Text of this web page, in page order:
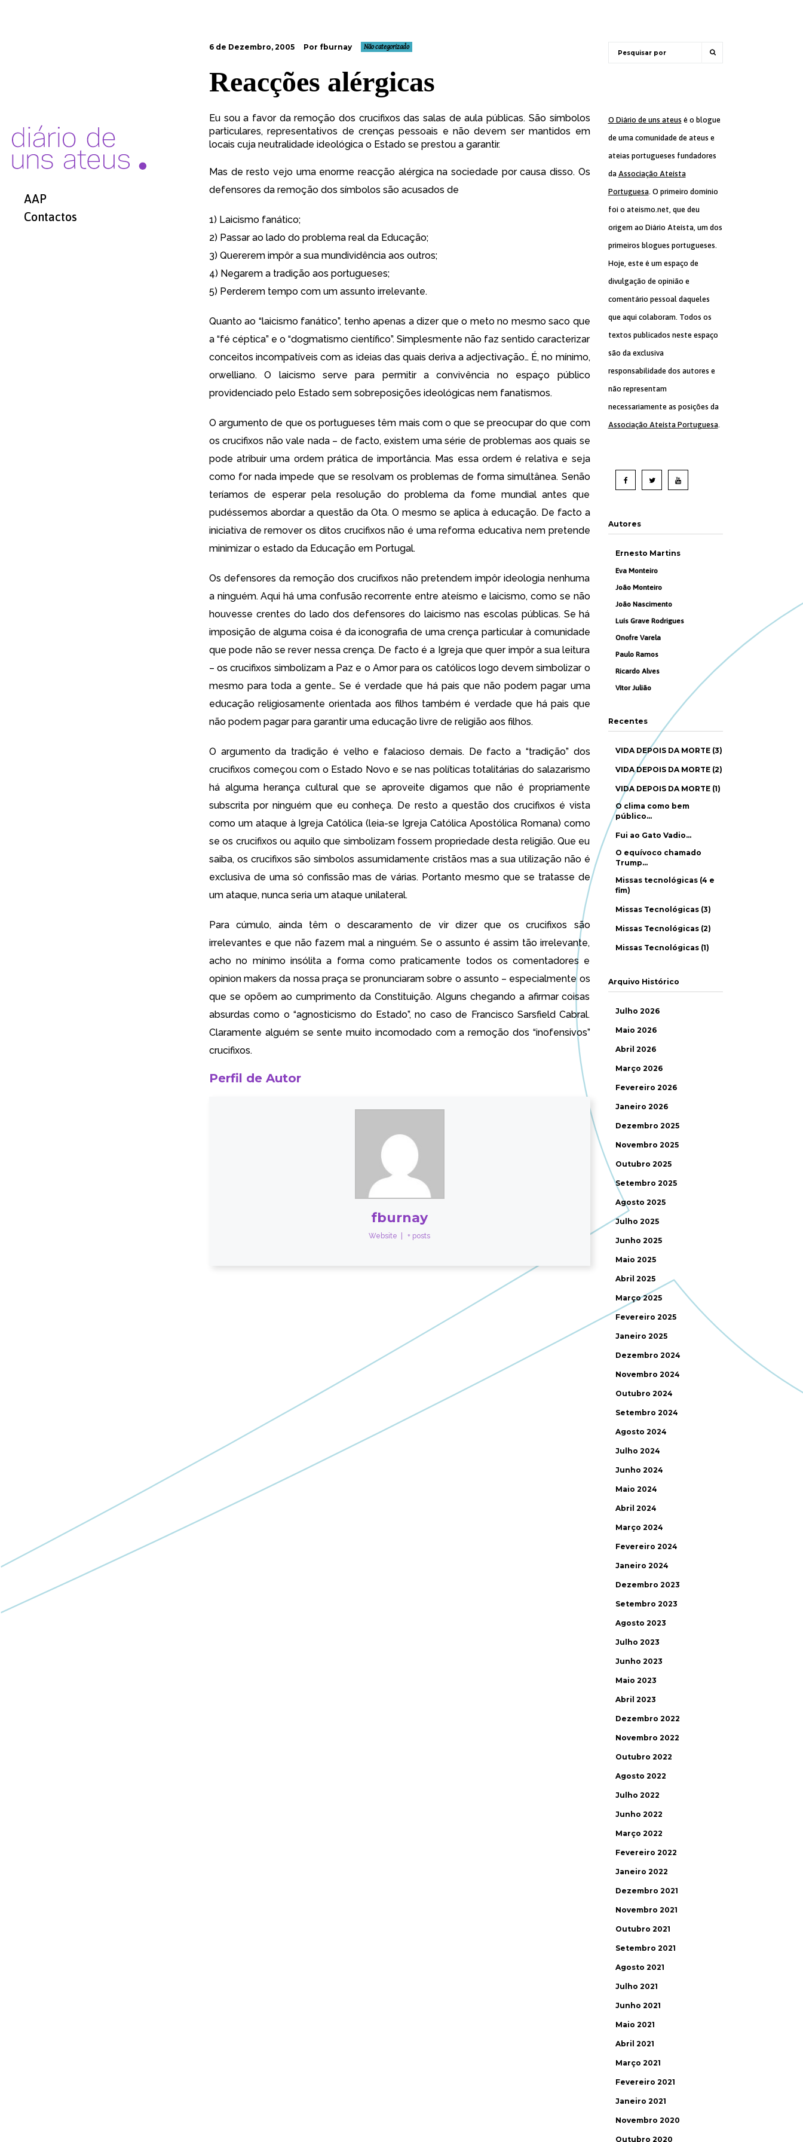
AAP
Contactos
6 de Dezembro, 2005 Por fburnay Não categorizado
Reacções alérgicas
Eu sou a favor da remoção dos crucifixos das salas de aula públicas. São símbolos
particulares, representativos de crenças pessoais e não devem ser mantidos em
locais cuja neutralidade ideológica o Estado se prestou a garantir.
Mas de resto vejo uma enorme reacção alérgica na sociedade por causa disso. Os
defensores da remoção dos símbolos são acusados de
1) Laicismo fanático;
2) Passar ao lado do problema real da Educação;
3) Quererem impôr a sua mundividência aos outros;
4) Negarem a tradição aos portugueses;
5) Perderem tempo com um assunto irrelevante.
Quanto ao “laicismo fanático”, tenho apenas a dizer que o meto no mesmo saco que
a “fé céptica” e o “dogmatismo científico”. Simplesmente não faz sentido caracterizar
conceitos incompatíveis com as ideias das quais deriva a adjectivação… É, no mínimo,
orwelliano. O laicismo serve para permitir a convivência no espaço público
providenciado pelo Estado sem sobreposições ideológicas nem fanatismos.
O argumento de que os portugueses têm mais com o que se preocupar do que com
os crucifixos não vale nada – de facto, existem uma série de problemas aos quais se
pode atribuir uma ordem prática de importância. Mas essa ordem é relativa e seja
como for nada impede que se resolvam os problemas de forma simultânea. Senão
teríamos de esperar pela resolução do problema da fome mundial antes que
pudéssemos abordar a questão da Ota. O mesmo se aplica à educação. De facto a
iniciativa de remover os ditos crucifixos não é uma reforma educativa nem pretende
minimizar o estado da Educação em Portugal.
Os defensores da remoção dos crucifixos não pretendem impôr ideologia nenhuma
a ninguém. Aqui há uma confusão recorrente entre ateísmo e laicismo, como se não
houvesse crentes do lado dos defensores do laicismo nas escolas públicas. Se há
imposição de alguma coisa é da iconografia de uma crença particular à comunidade
que pode não se rever nessa crença. De facto é a Igreja que quer impôr a sua leitura
– os crucifixos simbolizam a Paz e o Amor para os católicos logo devem simbolizar o
mesmo para toda a gente… Se é verdade que há pais que não podem pagar uma
educação religiosamente orientada aos filhos também é verdade que há pais que
não podem pagar para garantir uma educação livre de religião aos filhos.
O argumento da tradição é velho e falacioso demais. De facto a “tradição” dos
crucifixos começou com o Estado Novo e se nas políticas totalitárias do salazarismo
há alguma herança cultural que se aproveite digamos que não é propriamente
subscrita por ninguém que eu conheça. De resto a questão dos crucifixos é vista
como um ataque à Igreja Católica (leia-se Igreja Católica Apostólica Romana) como
se os crucifixos ou aquilo que simbolizam fossem propriedade desta religião. Que eu
saiba, os crucifixos são símbolos assumidamente cristãos mas a sua utilização não é
exclusiva de uma só confissão mas de várias. Portanto mesmo que se tratasse de
um ataque, nunca seria um ataque unilateral.
Para cúmulo, ainda têm o descaramento de vir dizer que os crucifixos são
irrelevantes e que não fazem mal a ninguém. Se o assunto é assim tão irrelevante,
acho no mínimo insólita a forma como praticamente todos os comentadores e
opinion makers da nossa praça se pronunciaram sobre o assunto – especialmente os
que se opõem ao cumprimento da Constituição. Alguns chegando a afirmar coisas
absurdas como o “agnosticismo do Estado”, no caso de Francisco Sarsfield Cabral.
Claramente alguém se sente muito incomodado com a remoção dos “inofensivos”
crucifixos.
Perfil de Autor
fburnay
Website + posts
O Diário de uns ateus é o blogue
de uma comunidade de ateus e
ateias portugueses fundadores
da Associação Ateísta
Portuguesa. O primeiro domínio
foi o ateismo.net, que deu
origem ao Diário Ateísta, um dos
primeiros blogues portugueses.
Hoje, este é um espaço de
divulgação de opinião e
comentário pessoal daqueles
que aqui colaboram. Todos os
textos publicados neste espaço
são da exclusiva
responsabilidade dos autores e
não representam
necessariamente as posições da
Associação Ateísta Portuguesa.
Autores
Ernesto Martins
Eva Monteiro
João Monteiro
João Nascimento
Luís Grave Rodrigues
Onofre Varela
Paulo Ramos
Ricardo Alves
Vítor Julião
Recentes
VIDA DEPOIS DA MORTE (3)
VIDA DEPOIS DA MORTE (2)
VIDA DEPOIS DA MORTE (1)
O clima como bem
público…
Fui ao Gato Vadio…
O equívoco chamado
Trump…
Missas tecnológicas (4 e
fim)
Missas Tecnológicas (3)
Missas Tecnológicas (2)
Missas Tecnológicas (1)
Arquivo Histórico
Julho 2026
Maio 2026
Abril 2026
Março 2026
Fevereiro 2026
Janeiro 2026
Dezembro 2025
Novembro 2025
Outubro 2025
Setembro 2025
Agosto 2025
Julho 2025
Junho 2025
Maio 2025
Abril 2025
Março 2025
Fevereiro 2025
Janeiro 2025
Dezembro 2024
Novembro 2024
Outubro 2024
Setembro 2024
Agosto 2024
Julho 2024
Junho 2024
Maio 2024
Abril 2024
Março 2024
Fevereiro 2024
Janeiro 2024
Dezembro 2023
Setembro 2023
Agosto 2023
Julho 2023
Junho 2023
Maio 2023
Abril 2023
Dezembro 2022
Novembro 2022
Outubro 2022
Agosto 2022
Julho 2022
Junho 2022
Março 2022
Fevereiro 2022
Janeiro 2022
Dezembro 2021
Novembro 2021
Outubro 2021
Setembro 2021
Agosto 2021
Julho 2021
Junho 2021
Maio 2021
Abril 2021
Março 2021
Fevereiro 2021
Janeiro 2021
Novembro 2020
Outubro 2020